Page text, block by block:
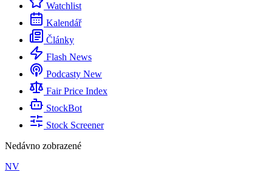
Watchlist
Kalendář
Články
Flash News
Podcasty New
Fair Price Index
StockBot
Stock Screener
Nedávno zobrazené
NV